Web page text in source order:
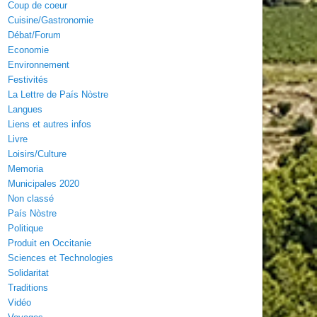
Coup de coeur
Cuisine/Gastronomie
Débat/Forum
Economie
Environnement
Festivités
La Lettre de País Nòstre
Langues
Liens et autres infos
Livre
Loisirs/Culture
Memoria
Municipales 2020
Non classé
País Nòstre
Politique
Produit en Occitanie
Sciences et Technologies
Solidaritat
Traditions
Vidéo